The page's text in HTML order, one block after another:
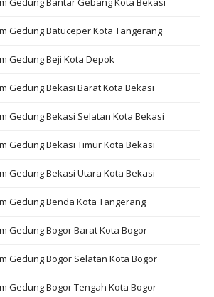
Gedung Batuceper Kota Tangerang
Gedung Beji Kota Depok
Gedung Bekasi Barat Kota Bekasi
Gedung Bekasi Selatan Kota Bekasi
Gedung Bekasi Timur Kota Bekasi
Gedung Bekasi Utara Kota Bekasi
Gedung Benda Kota Tangerang
Gedung Bogor Barat Kota Bogor
Gedung Bogor Selatan Kota Bogor
Gedung Bogor Tengah Kota Bogor